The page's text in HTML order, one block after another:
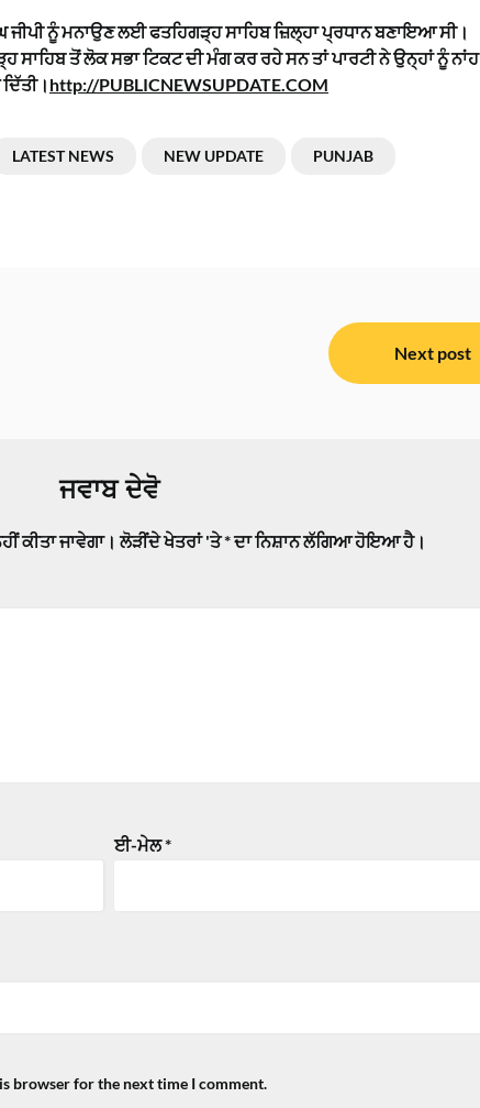
ਜੀਪੀ ਨੂੰ ਮਨਾਉਣ ਲਈ ਫਤਹਿਗੜ੍ਹ ਸਾਹਿਬ ਜ਼ਿਲ੍ਹਾ ਪ੍ਰਧਾਨ ਬਣਾਇਆ ਸੀ।
ਸਾਹਿਬ ਤੋਂ ਲੋਕ ਸਭਾ ਟਿਕਟ ਦੀ ਮੰਗ ਕਰ ਰਹੇ ਸਨ ਤਾਂ ਪਾਰਟੀ ਨੇ ਉਨ੍ਹਾਂ ਨੂੰ ਨਾਂਹ
http://PUBLICNEWSUPDATE.COM
LATEST NEWS NEW UPDATE PUNJAB
Next post
ਜਵਾਬ ਦੇਵੋ
ਕੀਤਾ ਜਾਵੇਗਾ। ਲੋੜੀਂਦੇ ਖੇਤਰਾਂ 'ਤੇ*ਦਾ ਨਿਸ਼ਾਨ ਲੱਗਿਆ ਹੋਇਆ ਹੈ।
ਈ-ਮੇਲ*
browser for the next time I comment.